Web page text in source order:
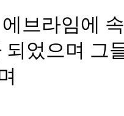
에브라임에
되었으며 그